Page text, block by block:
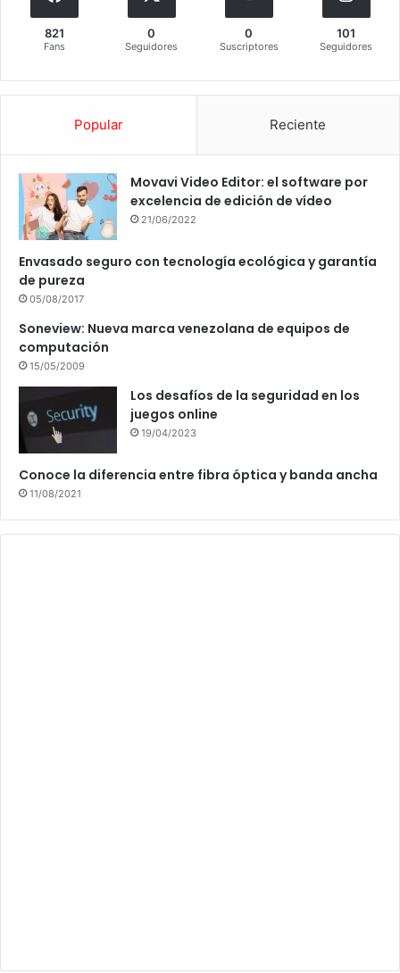
821
Fans
0
Seguidores
0
Suscriptores
101
Seguidores
Popular Reciente
Movavi Video Editor: el software por
excelencia de edición de vídeo
21/06/2022
Envasado seguro con tecnología ecológica y garantía
de pureza
05/08/2017
Soneview: Nueva marca venezolana de equipos de
computación
15/05/2009
Los desafíos de la seguridad en los
juegos online
19/04/2023
Conoce la diferencia entre fibra óptica y banda ancha
11/08/2021